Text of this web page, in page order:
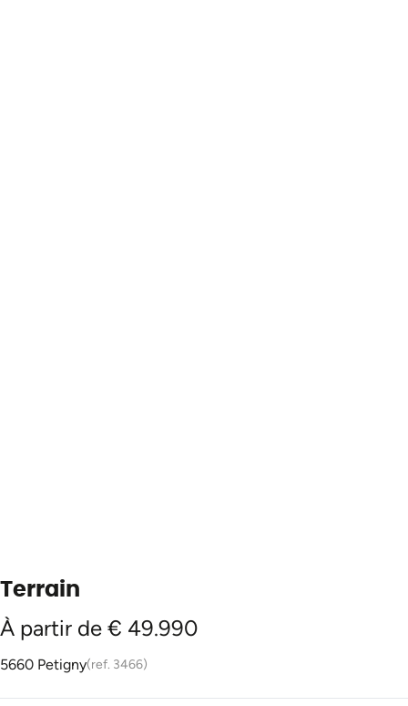
Terrain
À partir de € 49.990
5660 Petigny(ref. 3466)